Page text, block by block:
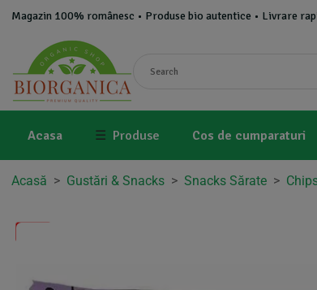
Magazin 100% românesc • Produse bio autentice • Livrare
Acasa ☰ Produse Cos de cumparaturi
Acasă > Gustări & Snacks > Snacks Sărate >